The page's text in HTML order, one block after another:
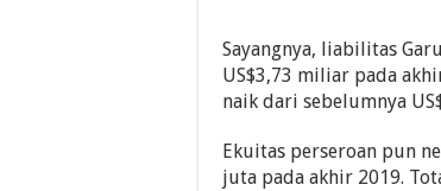
Sayangnya, liabilitas
US$3,73 miliar pada
naik dari sebelumnya
Ekuitas perseroan pun
juta pada akhir 2019.